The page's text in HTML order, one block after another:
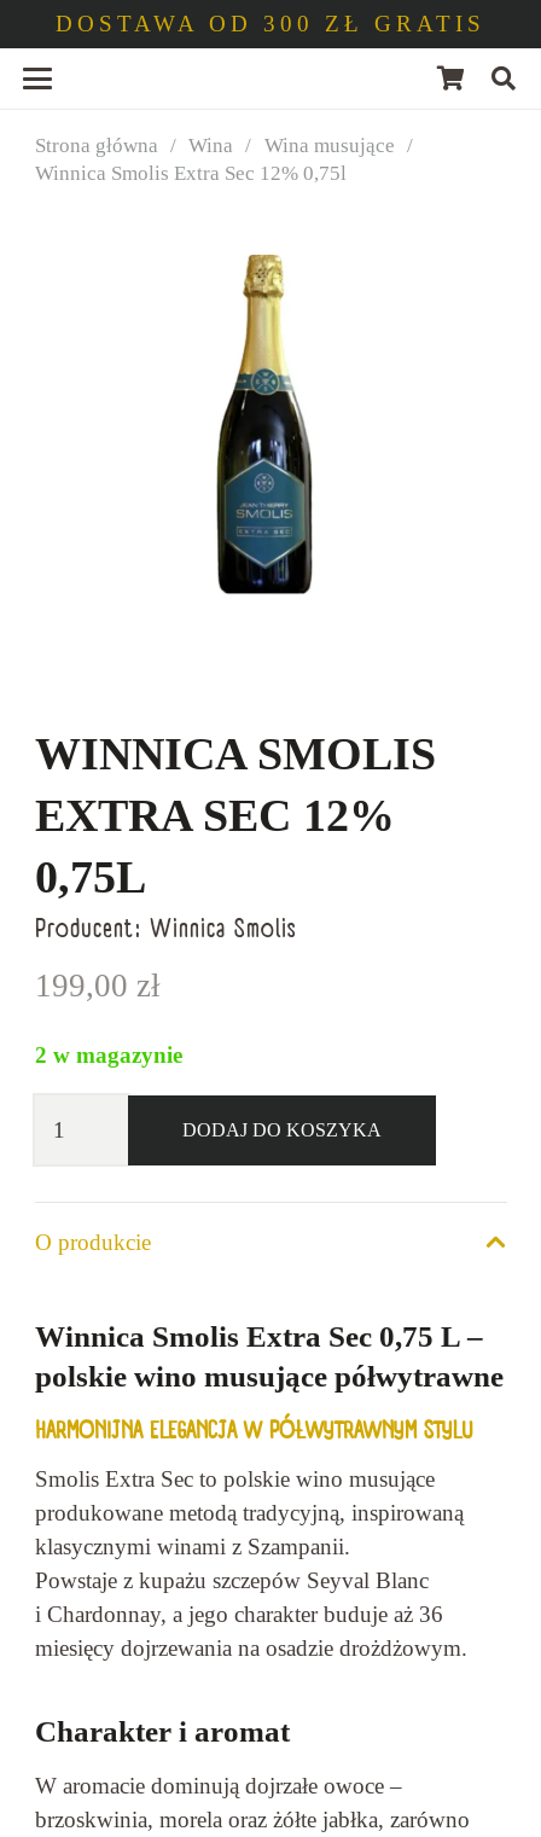
DOSTAWA OD 300 ZŁ GRATIS
Strona główna / Wina / Wina musujące /
Winnica Smolis Extra Sec 12% 0,75l
WINNICA SMOLIS
EXTRA SEC 12%
0,75L
Producent:Winnica Smolis
199,00 zł
2 w magazynie
Winnica
Sec
DODAJ DO KOSZYKA
O produkcie
Winnica Smolis Extra Sec 0,75 L –
polskie wino musujące półwytrawne
HARMONIJNA ELEGANCJA W PÓŁWYTRAWNYM STYLU
Smolis Extra Sec to polskie wino musujące
produkowane metodą tradycyjną, inspirowaną
klasycznymi winami z Szampanii.
Powstaje z kupażu szczepów Seyval Blanc
i Chardonnay, a jego charakter buduje aż 36
miesięcy dojrzewania na osadzie drożdżowym.
Charakter i aromat
W aromacie dominują dojrzałe owoce –
brzoskwinia, morela oraz żółte jabłka, zarówno